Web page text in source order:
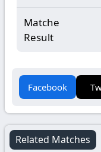
Matche
Result
Facebook
Related Matches